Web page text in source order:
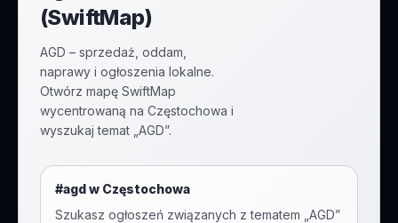
(SwiftMap)
AGD – sprzedaż, oddam,
naprawy i ogłoszenia lokalne.
Otwórz mapę SwiftMap
wycentrowaną na Częstochowa i
wyszukaj temat „AGD”.
#agdw Częstochowa
Szukasz ogłoszeń związanych z tematem „ AGD”